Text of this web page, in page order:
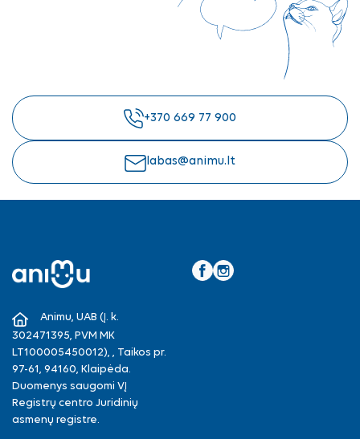
+370 669 77 900
labas@animu.lt
Animu, UAB (Į. k.
302471395, PVM MK
LT100005450012), , Taikos pr.
97-61, 94160, Klaipėda.
Duomenys saugomi VĮ
Registrų centro Juridinių
asmenų registre.